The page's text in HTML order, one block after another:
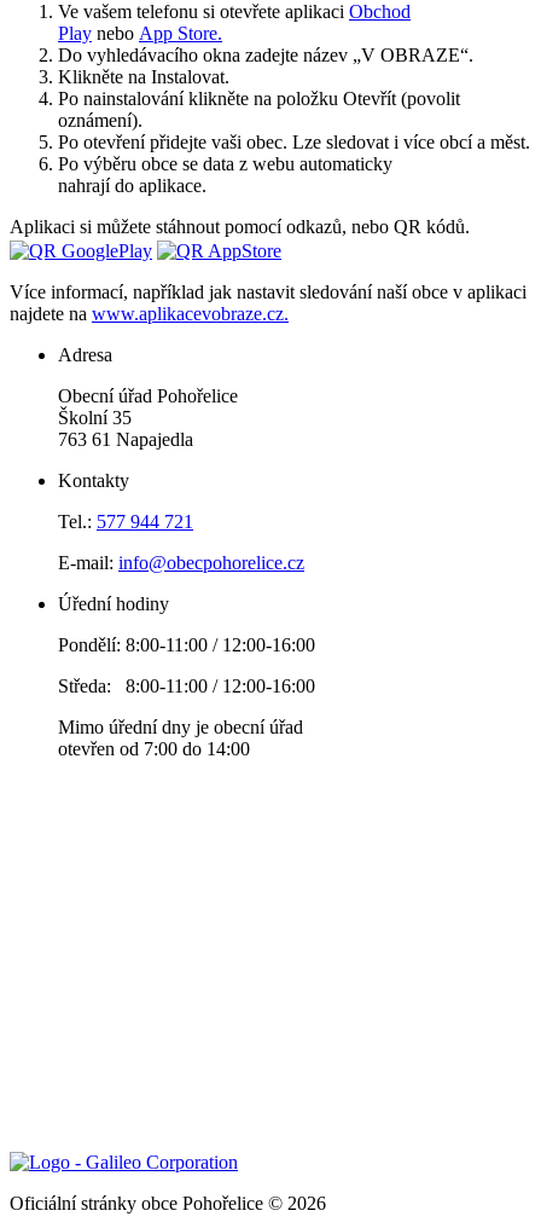
Ve vašem telefonu si otevřete aplikaci Obchod
Play nebo App Store.
Do vyhledávacího okna zadejte název „V OBRAZE“.
Klikněte na Instalovat.
Po nainstalování klikněte na položku Otevřít (povolit
oznámení).
Po otevření přidejte vaši obec. Lze sledovat i více obcí a měst.
Po výběru obce se data z webu automaticky
nahrají do aplikace.
Aplikaci si můžete stáhnout pomocí odkazů, nebo QR kódů.
Více informací, například jak nastavit sledování naší obce v aplikaci
najdete na www.aplikacevobraze.cz.
Adresa
Obecní úřad Pohořelice
Školní 35
763 61 Napajedla
Kontakty
Tel.: 577 944 721
E-mail: info@obecpohorelice.cz
Úřední hodiny
Pondělí: 8:00-11:00 / 12:00-16:00
Středa: 8:00-11:00 / 12:00-16:00
Mimo úřední dny je obecní úřad
otevřen od 7:00 do 14:00
Oficiální stránky obce Pohořelice © 2026